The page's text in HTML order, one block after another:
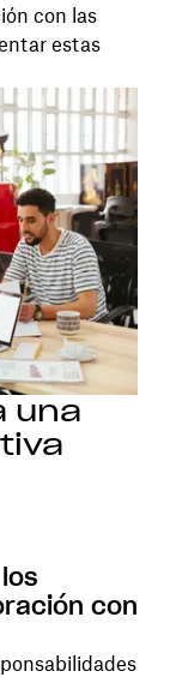
con las
estas
una
con